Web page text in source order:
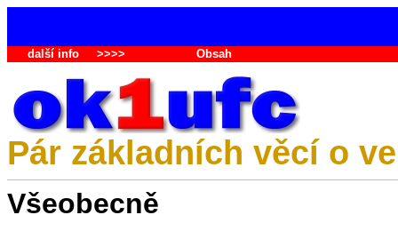
další info>>>> Obsah
Pár základních věcí o
Všeobecně